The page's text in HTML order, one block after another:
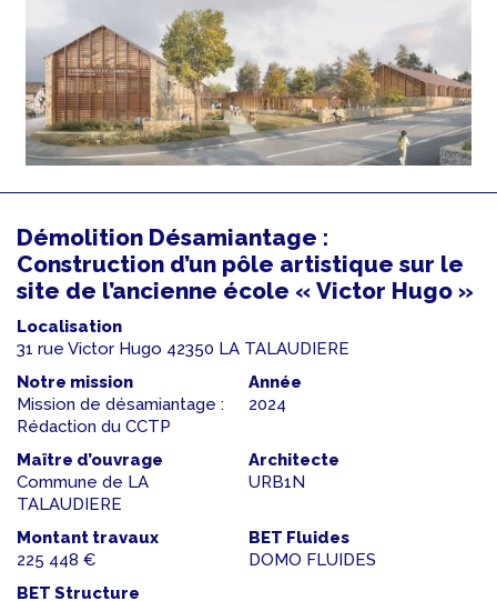
Démolition Désamiantage :
Construction d’un pôle artistique sur le
site de l’ancienne école « Victor Hugo »
Localisation
31 rue Victor Hugo 42350 LA TALAUDIERE
Notre mission
Mission de désamiantage :
Rédaction du CCTP
Année
2024
Maître d’ouvrage
Commune de LA
TALAUDIERE
Architecte
URB1N
Montant travaux
225 448 €
BET Fluides
DOMO FLUIDES
BET Structure